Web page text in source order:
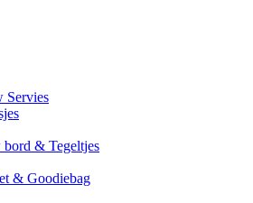
Servies
& Tegeltjes
& Goodiebag